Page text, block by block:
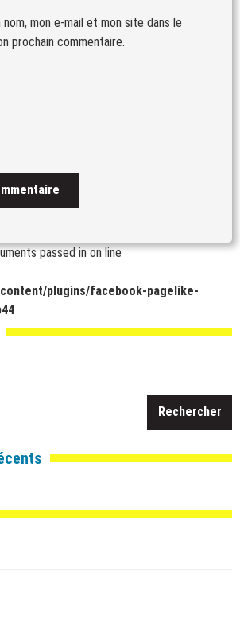
mon e-mail et mon site dans le
prochain commentaire.
passed inon line
plugins/facebook-pagelike-
44